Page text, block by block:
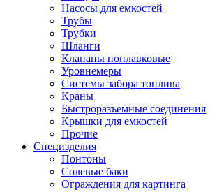
Насосы для емкостей
Трубы
Трубки
Шланги
Клапаны поплавковые
Уровнемеры
Системы забора топлива
Краны
Быстроразъемные соединения
Крышки для емкостей
Прочие
Специзделия
Понтоны
Солевые баки
Ограждения для картинга